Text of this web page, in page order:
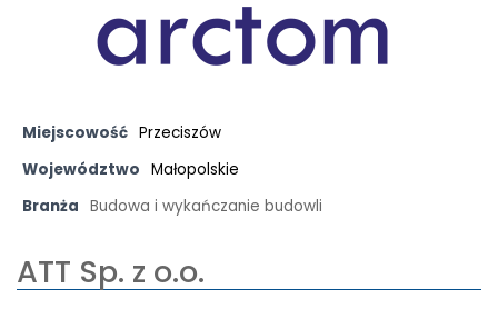
Miejscowość Przeciszów
Województwo Małopolskie
Branża Budowa i wykańczanie budowli
ATT Sp. z o.o.